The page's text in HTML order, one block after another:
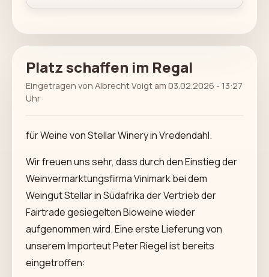
Platz schaffen im Regal
Eingetragen von Albrecht Voigt am 03.02.2026 - 13:27
Uhr
für Weine von Stellar Winery in Vredendahl.
Wir freuen uns sehr, dass durch den Einstieg der
Weinvermarktungsfirma Vinimark bei dem
Weingut Stellar in Südafrika der Vertrieb der
Fairtrade gesiegelten Bioweine wieder
aufgenommen wird. Eine erste Lieferung von
unserem Importeut Peter Riegel ist bereits
eingetroffen: